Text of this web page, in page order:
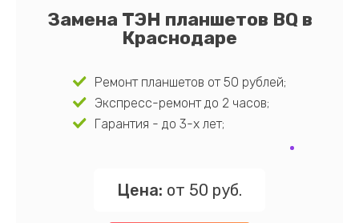
Замена ТЭН планшетов BQ в
Краснодаре
Ремонт планшетов от 50 рублей;
Экспресс-ремонт до 2 часов;
Гарантия - до 3-х лет;
Цена: от 50 руб.